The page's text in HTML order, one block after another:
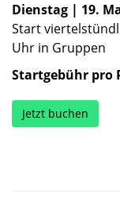
Dienstag | 19.
Start
Uhr in Gruppen
Startgebühr pro
Jetzt buchen